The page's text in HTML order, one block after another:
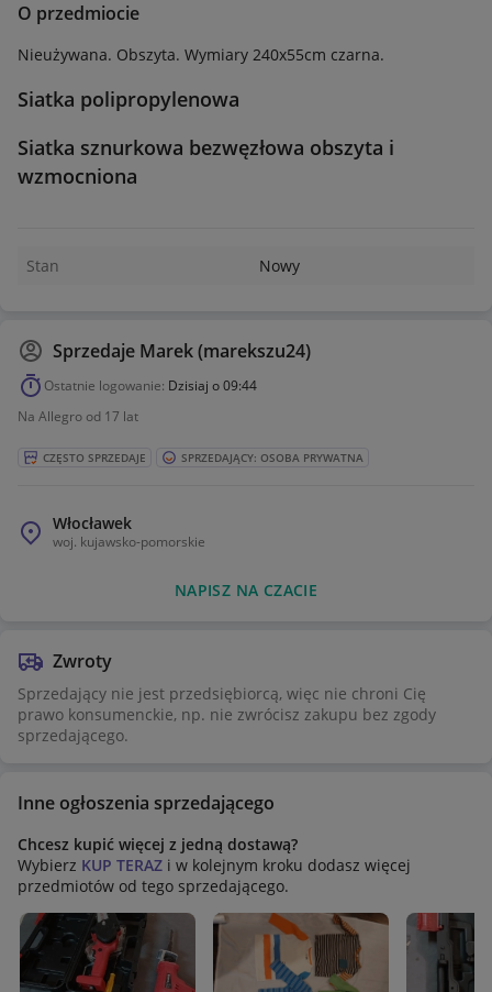
O przedmiocie
Nieużywana. Obszyta. Wymiary 240x55cm czarna.
Siatka polipropylenowa
Siatka sznurkowa bezwęzłowa obszyta i
wzmocniona
Stan Nowy
Sprzedaje Marek (marekszu24)
Ostatnie logowanie: Dzisiaj o 09:44
Na Allegro od 17 lat
CZĘSTO SPRZEDAJE SPRZEDAJĄCY: OSOBA PRYWATNA
Włocławek
woj. kujawsko-pomorskie
NAPISZ NA CZACIE
Zwroty
Sprzedający nie jest przedsiębiorcą, więc nie chroni Cię
prawo konsumenckie, np. nie zwrócisz zakupu bez zgody
sprzedającego.
Inne ogłoszenia sprzedającego
Chcesz kupić więcej z jedną dostawą?
Wybierz KUP TERAZ i w kolejnym kroku dodasz więcej
przedmiotów od tego sprzedającego.